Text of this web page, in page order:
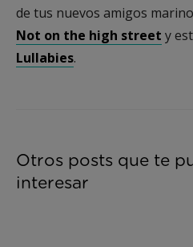
de tus nuevos amigos
Not on the high street y
Lullabies.
Otros posts que te
interesar